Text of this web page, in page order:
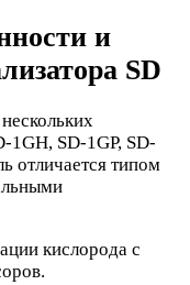
и
SD
1GH, SD-1GP, SD-
отличается типом
кислорода с